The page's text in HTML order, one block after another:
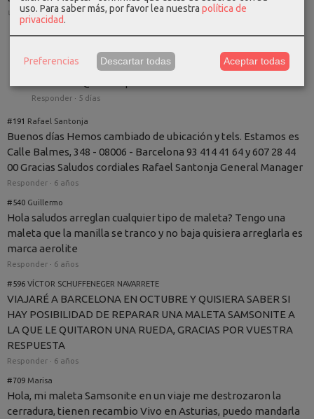
↳ 1 respuestas·Responder·5 días
#17241Pere Manresa Bigas en respuesta a Meseguer Anna
Buenos días! creo que se puede reparar, tendriamos que
verlo, si la puedes traer o pasarnos fotos por e-mail:
Responder · 5 días
#191 Rafael Santonja
Buenos días Hemos cambiado de ubicación y tels. Estamos es
Calle Balmes, 348 - 08006 - Barcelona 93 414 41 64 y 607 28 44
00 Gracias Saludos cordiales Rafael Santonja General Manager
Responder · 6 años
#540 Guillermo
Hola saludos arreglan cualquier tipo de maleta? Tengo una
maleta que la manilla se tranco y no baja quisiera arreglarla es
marca aerolite
Responder · 6 años
#596 VÍCTOR SCHUFFENEGER NAVARRETE
VIAJARÉ A BARCELONA EN OCTUBRE Y QUISIERA SABER SI
HAY POSIBILIDAD DE REPARAR UNA MALETA SAMSONITE A
LA QUE LE QUITARON UNA RUEDA, GRACIAS POR VUESTRA
RESPUESTA
Responder · 6 años
#709 Marisa
Hola, mi maleta Samsonite en un viaje me destrozaron la
cerradura, tienen recambio Vivo en Asturias, puedo mandarla
uso. Para saber más, por favor lea nuestra política de
privacidad.
Preferencias Descartar todas Aceptar todas